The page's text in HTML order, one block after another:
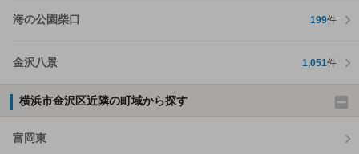
海の公園柴口 199件
金沢八景 1,051件
横浜市金沢区近隣の町域から探す
富岡東